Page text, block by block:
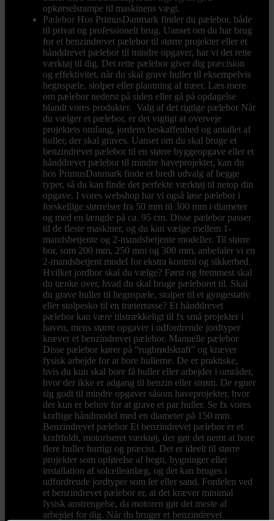
opkørselsrampe til maskinens vægt.
Pælebor Hos PrimusDanmark finder du pælebor, både
til privat og professionelt brug. Uanset om du har brug
for et benzindrevet pælebor til større projekter eller et
hånddrevet pælebor til mindre opgaver, har vi det rette
værktøj til dig. Det rette pælebor giver dig præcision
og effektivitet, når du skal grave huller til eksempelvis
hegnspæle, stolper eller plantning af træer. Læs mere
om pælebor nederst på siden eller gå på opdagelse
blandt vores produkter. Valg af det rigtige pælebor Når
du vælger et pælebor, er det vigtigt at overveje
projektets omfang, jordens beskaffenhed og antallet af
huller, der skal graves. Uanset om du skal bruge et
benzindrevet pælebor til en større byggeopgave eller et
hånddrevet pælebor til mindre haveprojekter, kan du
hos PrimusDanmark finde et bredt udvalg af begge
typer, så du kan finde det perfekte værktøj til netop din
opgave. I vores webshop har vi også løse pælebor i
forskellige størrelser fra 50 mm til 300 mm i diameter
og med en længde på ca. 95 cm. Disse pælebor passer
til de fleste maskiner, og du kan vælge mellem 1-
mandsbetjente og 2-mandsbetjente modeller. Til større
bor, som 200 mm, 250 mm og 300 mm, anbefaler vi en
2-mandsbetjent model for ekstra kontrol og sikkerhed.
Hvilket jordbor skal du vælge? Først og fremmest skal
du tænke over, hvad du skal bruge pæleboret til. Skal
du grave huller til hegnspæle, stolper til et gyngestativ
eller stolpesko til en træterrasse? Et hånddrevet
pælebor kan være tilstrækkeligt til fx små projekter i
haven, mens større opgaver i udfordrende jordtyper
kræver et benzindrevet pælebor. Manuelle pælebor
Disse pælebor kører på “rugbrødskraft” og kræver
fysisk arbejde for at bore hullerne. De er praktiske,
hvis du kun skal bore få huller eller arbejder i områder,
hvor der ikke er adgang til benzin eller strøm. De egner
sig godt til mindre opgaver såsom haveprojekter, hvor
der kun er behov for at grave et par huller. Se fx vores
kraftige håndmodel med en diameter på 150 mm.
Benzindrevet pælebor Et benzindrevet pælebor er et
kraftfuldt, motoriseret værktøj, der gør det nemt at bore
flere huller hurtigt og præcist. Det er ideelt til større
projekter som opførelse af hegn, bygninger eller
installation af solcelleanlæg, og det kan bruges i
udfordrende jordtyper som ler eller sand. Fordelen ved
et benzindrevet pælebor er, at det kræver minimal
fysisk anstrengelse, da motoren gør det meste af
arbejdet for dig. Når du bruger et benzindrevet